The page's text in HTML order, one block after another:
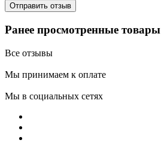
Ранее просмотренные товары
Все отзывы
Мы принимаем к оплате
Мы в социальных сетях